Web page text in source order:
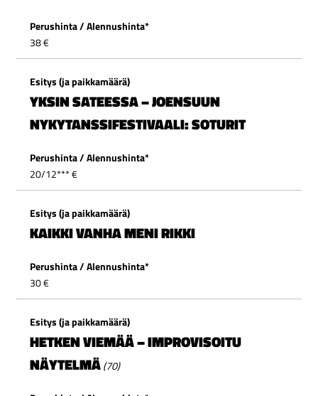
38 €
YKSIN SATEESSA – JOENSUUN
NYKYTANSSIFESTIVAALI: SOTURIT
20/12*** €
KAIKKI VANHA MENI RIKKI
30 €
HETKEN VIEMÄÄ – IMPROVISOITU
NÄYTELMÄ(70)